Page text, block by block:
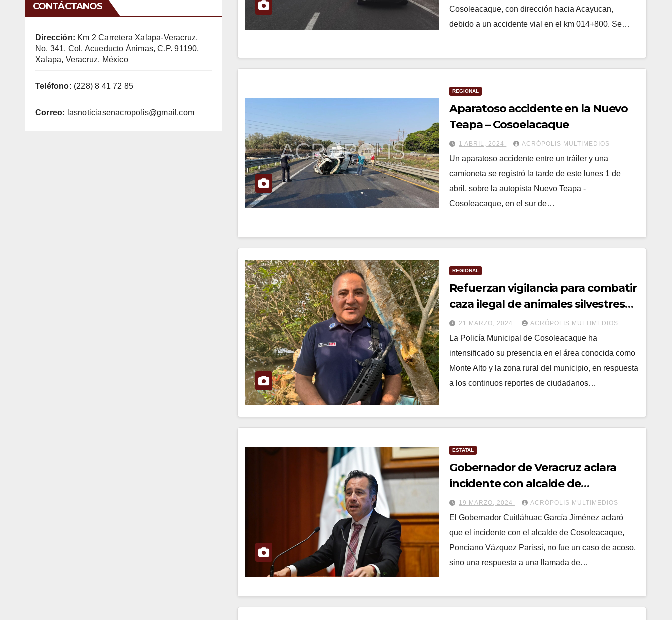
CONTÁCTANOS
Dirección: Km 2 Carretera Xalapa-Veracruz,
No. 341, Col. Acueducto Ánimas, C.P. 91190,
Xalapa, Veracruz, México
Teléfono: (228) 8 41 72 85
Correo: lasnoticiasenacropolis@gmail.com
Cosoleacaque, con dirección hacia Acayucan,
debido a un accidente vial en el km 014+800. Se…
REGIONAL
Aparatoso accidente en la Nuevo
Teapa – Cosoelacaque
1 ABRIL, 2024 ACRÓPOLIS MULTIMEDIOS
Un aparatoso accidente entre un tráiler y una
camioneta se registró la tarde de este lunes 1 de
abril, sobre la autopista Nuevo Teapa -
Cosoleacaque, en el sur de…
REGIONAL
Refuerzan vigilancia para combatir
caza ilegal de animales silvestres
en Cosoleacaque
21 MARZO, 2024 ACRÓPOLIS MULTIMEDIOS
La Policía Municipal de Cosoleacaque ha
intensificado su presencia en el área conocida como
Monte Alto y la zona rural del municipio, en respuesta
a los continuos reportes de ciudadanos…
ESTATAL
Gobernador de Veracruz aclara
incidente con alcalde de
Cosoleacaque
19 MARZO, 2024 ACRÓPOLIS MULTIMEDIOS
El Gobernador Cuitláhuac García Jiménez aclaró
que el incidente con el alcalde de Cosoleacaque,
Ponciano Vázquez Parissi, no fue un caso de acoso,
sino una respuesta a una llamada de…